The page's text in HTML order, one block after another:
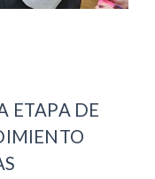
ETAPA DE